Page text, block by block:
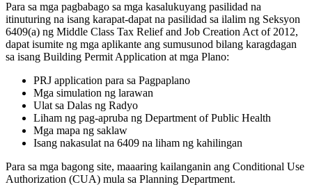
Para sa mga pagbabago sa mga kasalukuyang pasilidad na
itinuturing na isang karapat-dapat na pasilidad sa ilalim ng Seksyon
6409(a) ng Middle Class Tax Relief and Job Creation Act of 2012,
dapat isumite ng mga aplikante ang sumusunod bilang karagdagan
sa isang Building Permit Application at mga Plano:
PRJ application para sa Pagpaplano
Mga simulation ng larawan
Ulat sa Dalas ng Radyo
Liham ng pag-apruba ng Department of Public Health
Mga mapa ng saklaw
Isang nakasulat na 6409 na liham ng kahilingan
Para sa mga bagong site, maaaring kailanganin ang Conditional Use
Authorization (CUA) mula sa Planning Department.